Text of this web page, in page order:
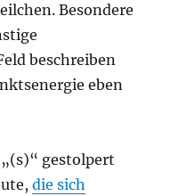
Besondere
beschreiben
eben
gestolpert
die sich